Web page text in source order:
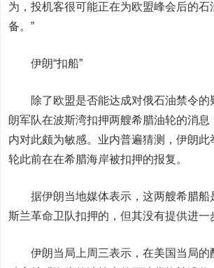
为，投机客很可能正在为欧盟峰会后的石
备。”
伊朗“扣船”
除了欧盟是否能达成对俄石油禁令
朗军队在波斯湾扣押两艘希腊油轮的消息
内对此颇为敏感。 业内普遍猜测，伊朗
轮此前在在希腊海岸被扣押的报复。
据伊朗当地媒体表示，这两艘希腊船
斯兰革命卫队扣押的，但其没有提供进一
伊朗当局上周三表示，在美国当局的